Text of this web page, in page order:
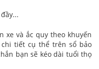
xe và ắc quy theo khuyến
tiết cụ thể trên sổ bảo
bạn sẽ kéo dài tuổi thọ